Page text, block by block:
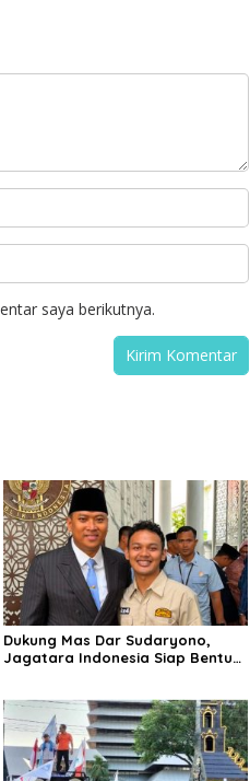
saya berikutnya.
Dukung Mas Dar Sudaryono,
Jagatara Indonesia Siap Bentuk